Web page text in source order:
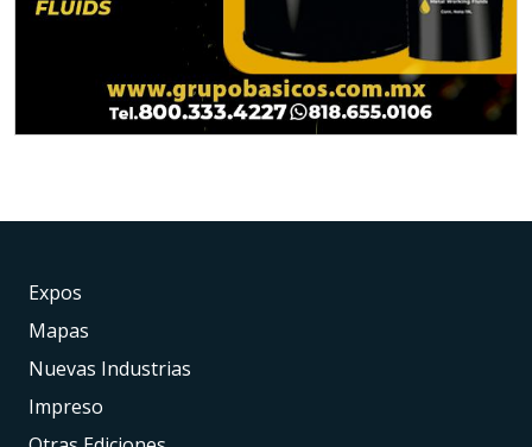
Expos
Mapas
Nuevas Industrias
Impreso